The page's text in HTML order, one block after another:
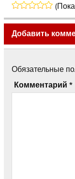
Добавить
Обязательные
Комментарий *